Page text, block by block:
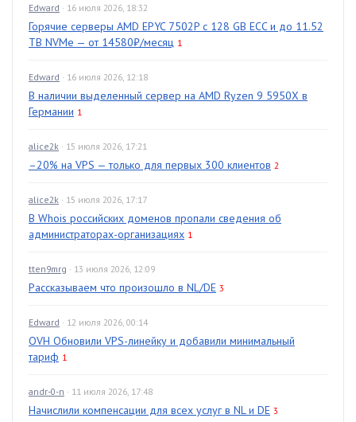
Edward · 16 июля 2026, 18:32
Горячие серверы AMD EPYC 7502P с 128 GB ECC и до 11.52
TB NVMe — от 14580₽/месяц 1
Edward · 16 июля 2026, 12:18
В наличии выделенный сервер на AMD Ryzen 9 5950X в
Германии 1
alice2k · 15 июля 2026, 17:21
–20% на VPS — только для первых 300 клиентов 2
alice2k · 15 июля 2026, 17:17
В Whois российских доменов пропали сведения об
администраторах-организациях 1
tten9mrg · 13 июля 2026, 12:09
Рассказываем что произошло в NL/DE 3
Edward · 12 июля 2026, 00:14
OVH Обновили VPS-линейку и добавили минимальный
тариф 1
andr-0-n · 11 июля 2026, 17:48
Начислили компенсации для всех услуг в NL и DE 3